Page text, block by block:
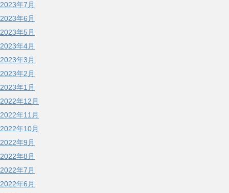
2023年7月
2023年6月
2023年5月
2023年4月
2023年3月
2023年2月
2023年1月
2022年12月
2022年11月
2022年10月
2022年9月
2022年8月
2022年7月
2022年6月